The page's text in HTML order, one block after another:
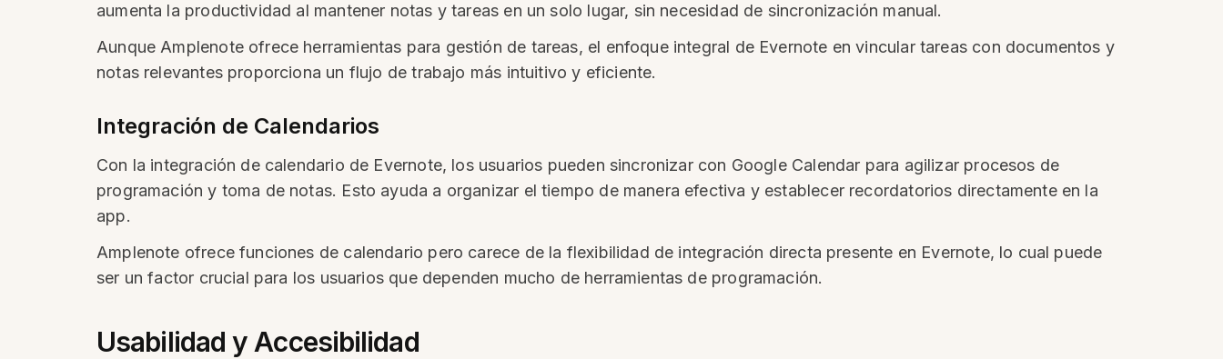
aumenta la productividad al mantener notas y tareas en un solo lugar, sin necesidad de sincronización manual.
Aunque Amplenote ofrece herramientas para gestión de tareas, el enfoque integral de Evernote en vincular tareas con documentos y
notas relevantes proporciona un flujo de trabajo más intuitivo y eficiente.
Integración de Calendarios
Con la integración de calendario de Evernote, los usuarios pueden sincronizar con Google Calendar para agilizar procesos de
programación y toma de notas. Esto ayuda a organizar el tiempo de manera efectiva y establecer recordatorios directamente en la
app.
Amplenote ofrece funciones de calendario pero carece de la flexibilidad de integración directa presente en Evernote, lo cual puede
ser un factor crucial para los usuarios que dependen mucho de herramientas de programación.
Usabilidad y Accesibilidad